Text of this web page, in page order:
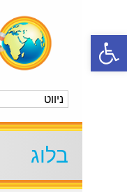
פתח סרגל נגישות
בלוג